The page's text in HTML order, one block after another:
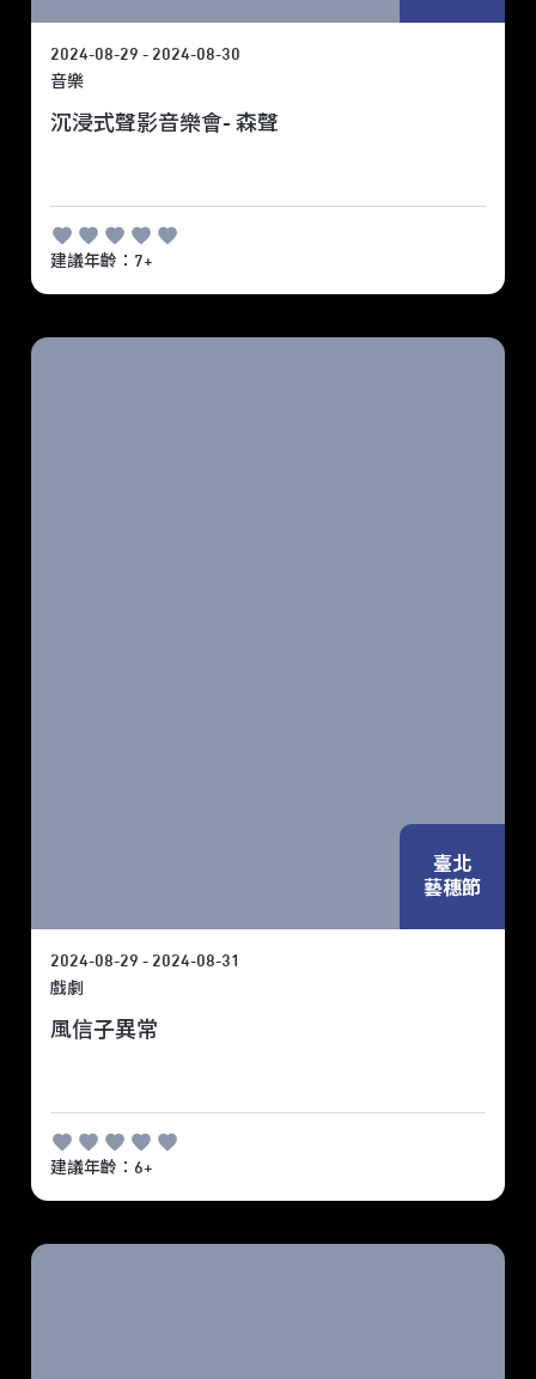
2024-08-29 - 2024-08-30
音樂
沉浸式聲影音樂會- 森聲
建議年齡：7+
臺北
藝穗節
2024-08-29 - 2024-08-31
戲劇
風信子異常
建議年齡：6+